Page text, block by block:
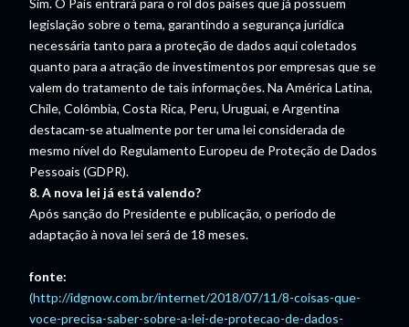
Sim. O País entrará para o rol dos países que já possuem
legislação sobre o tema, garantindo a segurança jurídica
necessária tanto para a proteção de dados aqui coletados
quanto para a atração de investimentos por empresas que se
valem do tratamento de tais informações. Na América Latina,
Chile, Colômbia, Costa Rica, Peru, Uruguai, e Argentina
destacam-se atualmente por ter uma lei considerada de
mesmo nível do Regulamento Europeu de Proteção de Dados
Pessoais (GDPR).
8. A nova lei já está valendo?
Após sanção do Presidente e publicação, o período de
adaptação à nova lei será de 18 meses.
fonte:
(http://idgnow.com.br/internet/2018/07/11/8-coisas-que-
voce-precisa-saber-sobre-a-lei-de-protecao-de-dados-